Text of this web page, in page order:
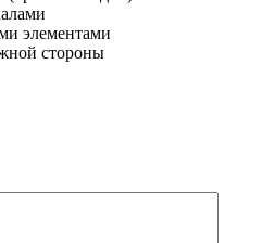
элементами
стороны